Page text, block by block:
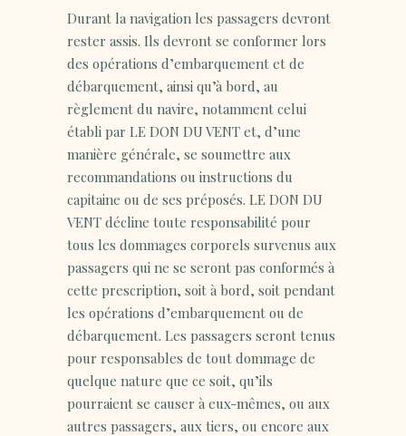
Durant la navigation les passagers devront
rester assis. Ils devront se conformer lors
des opérations d’embarquement et de
débarquement, ainsi qu’à bord, au
règlement du navire, notamment celui
établi par LE DON DU VENT et, d’une
manière générale, se soumettre aux
recommandations ou instructions du
capitaine ou de ses préposés. LE DON DU
VENT décline toute responsabilité pour
tous les dommages corporels survenus aux
passagers qui ne se seront pas conformés à
cette prescription, soit à bord, soit pendant
les opérations d’embarquement ou de
débarquement. Les passagers seront tenus
pour responsables de tout dommage de
quelque nature que ce soit, qu’ils
pourraient se causer à eux-mêmes, ou aux
autres passagers, aux tiers, ou encore aux